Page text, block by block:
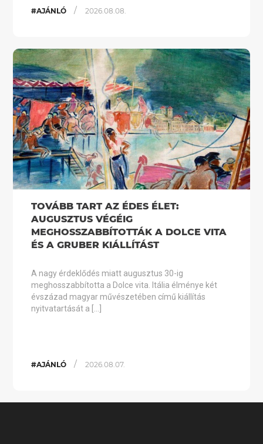
#AJÁNLÓ / 2026.08.08.
TOVÁBB TART AZ ÉDES ÉLET:
AUGUSZTUS VÉGÉIG
MEGHOSSZABBÍTOTTÁK A DOLCE VITA
ÉS A GRUBER KIÁLLÍTÁST
A nagy érdeklődés miatt augusztus 30-ig
meghosszabbította a Dolce vita. Itália élménye két
évszázad magyar művészetében című kiállítás
nyitvatartását a […]
#AJÁNLÓ / 2026.08.07.